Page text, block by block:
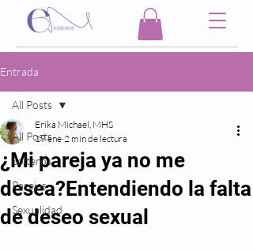
Entrada
All Posts
Solteros
Parejas
Sexualidad
All Posts
¿Mi pareja ya no me
desea?Entendiendo la falta
de deseo sexual
Erika Michael, MHS
19 ene 2 min de lectura